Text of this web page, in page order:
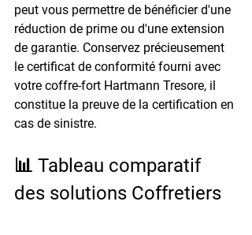
peut vous permettre de bénéficier d'une
réduction de prime ou d'une extension
de garantie. Conservez précieusement
le certificat de conformité fourni avec
votre coffre-fort Hartmann Tresore, il
constitue la preuve de la certification en
cas de sinistre.
📊 Tableau comparatif
des solutions Coffretiers